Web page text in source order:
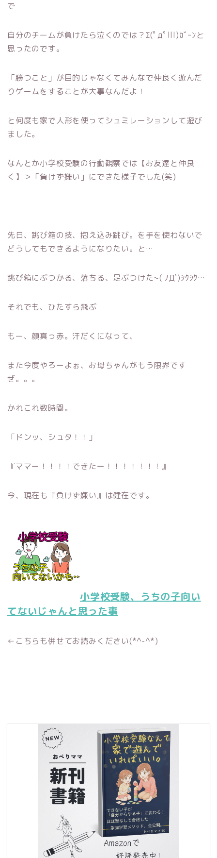
で
自分のチームが負けたら泣くのでは？Σ(ﾟдﾟlll)ｶﾞｰﾝと
思ったのです。
「勝つこと」が目的じゃなくてみんなで仲良く遊んだ
りゲームをすることが大事なんだよ！
と何度も家で人形を使ってシュミレーションして遊び
ました。
なんとか小学校受験の行動観察では【お友達と仲良
く】＞「負けず嫌い」にできた様子でした(笑)
先日、跳び箱の技、抱え込み跳び。を手を使わないで
どうしてもできるようになりたい。と…
跳び箱にぶつかる、落ちる、足ぶつけた~( ﾉД`)ｼｸｼｸ…
それでも、ひたすら飛ぶ
もー、顔真っ赤。汗だくになって、
また今度やろーよぉ、お母ちゃんがもう限界です
ぜ。。。
かれこれ数時間。
「ドンッ、シュタ！！」
『ママー！！！！できたー！！！！！！！』
今、現在も『負けず嫌い』は健在です。
小学校受験、うちの子向い
てないじゃんと思った事
←こちらも併せてお読みください(*^-^*)